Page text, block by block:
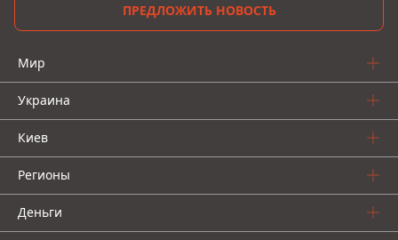
ПРЕДЛОЖИТЬ НОВОСТЬ
Мир
Украина
Киев
Регионы
Деньги